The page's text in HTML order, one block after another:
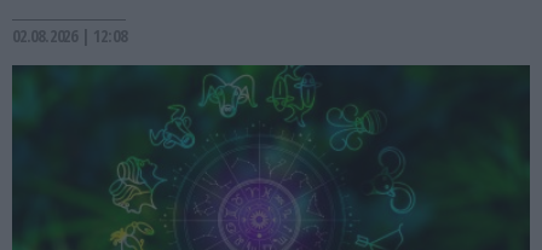
02.08.2026 | 12:08